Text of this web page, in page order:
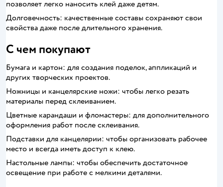
позволяет легко наносить клей даже детям.
Долговечность: качественные составы сохраняют свои
свойства даже после длительного хранения.
С чем покупают
Бумага и картон: для создания поделок, аппликаций и
других творческих проектов.
Ножницы и канцелярские ножи: чтобы легко резать
материалы перед склеиванием.
Цветные карандаши и фломастеры: для дополнительного
оформления работ после склеивания.
Подставки для канцелярии: чтобы организовать рабочее
место и всегда иметь доступ к клею.
Настольные лампы: чтобы обеспечить достаточное
освещение при работе с мелкими деталями.